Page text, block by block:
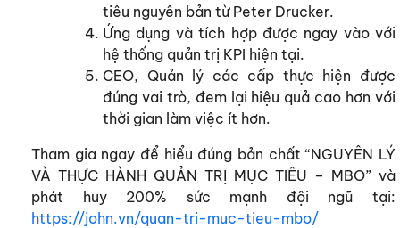
tiêu nguyên bản từ Peter Drucker.
Ứng dụng và tích hợp được ngay vào với
hệ thống quản trị KPI hiện tại.
CEO, Quản lý các cấp thực hiện được
đúng vai trò, đem lại hiệu quả cao hơn với
thời gian làm việc ít hơn.
Tham gia ngay để hiểu đúng bản chất “NGUYÊN LÝ
VÀ THỰC HÀNH QUẢN TRỊ MỤC TIÊU – MBO” và
phát huy 200% sức mạnh đội ngũ tại:
https://john.vn/quan-tri-muc-tieu-mbo/